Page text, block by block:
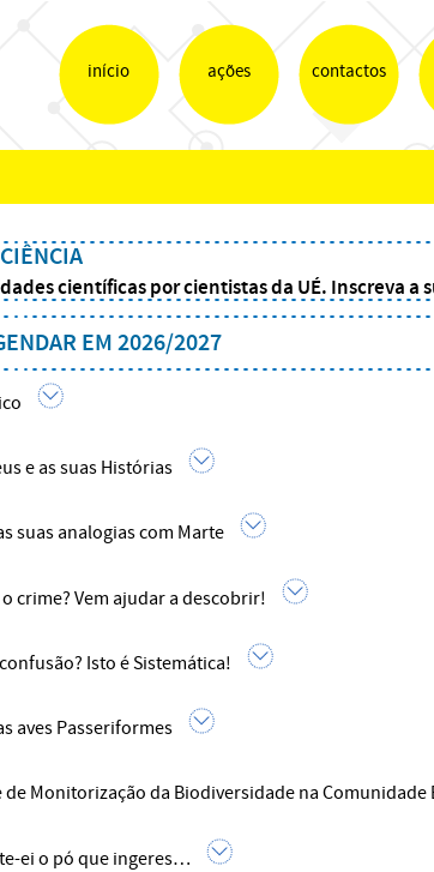
início ações contactos
científicas por cientistas da UÉ. Inscreva a
EM 2026/2027
e as suas Histórias
suas analogias com Marte
crime? Vem ajudar a descobrir!
Isto é Sistemática!
aves Passeriformes
de Monitorização da Biodiversidade na Comunidade
ei o pó que ingeres…